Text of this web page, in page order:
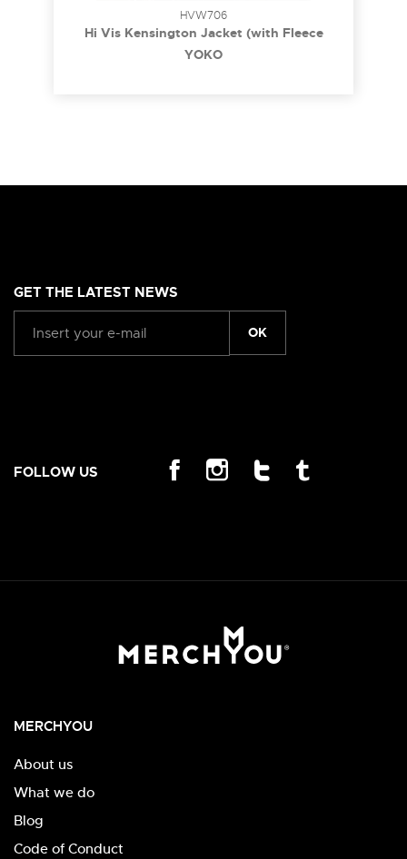
HVW706
Hi Vis Kensington Jacket (with Fleece
Lining)
YOKO
GET THE LATEST NEWS
OK
FOLLOW US
MERCHYOU
About us
What we do
Blog
Code of Conduct